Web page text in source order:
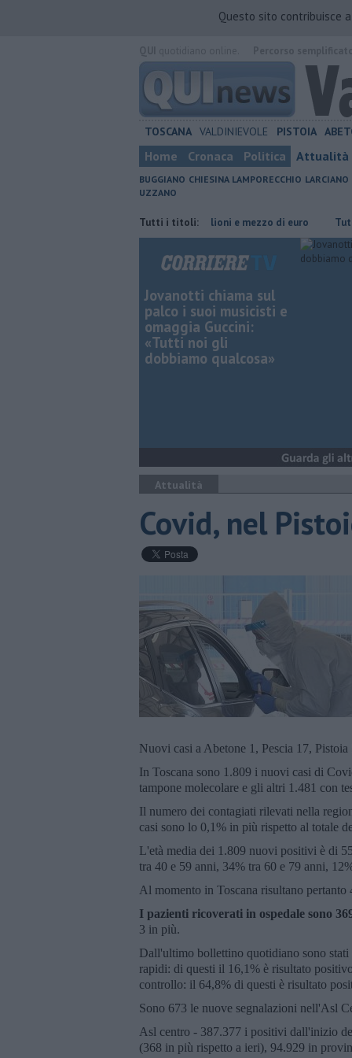
Questo sito contribuisce
TOSCANA VALDINIEVOLE PISTOIA
Home Cronaca Politica Attualità
BUGGIANO CHIESINA LAMPORECCHIO LARCIANO
UZZANO
Tutti i titoli:
Grattano e vincono due milioni e mezzo di euro ​Tutte le
Jovanotti chiama sul
palco i suoi musicisti e
omaggia Guccini:
«Tutti noi gli
dobbiamo qualcosa»
Attualità
Covid, nel
Nuovi casi a Abetone 1, Pescia 17,
In Toscana sono 1.809 i nuovi casi di
tampone molecolare e gli altri 1.481 con
Il numero dei contagiati rilevati nella
casi sono lo 0,1% in più rispetto al totale
L'età media dei 1.809 nuovi positivi è di
tra 40 e 59 anni, 34% tra 60 e 79 anni,
Al momento in Toscana risultano
I pazienti ricoverati in ospedale sono
3 in più.
Dall'ultimo bollettino quotidiano sono
rapidi: di questi il 16,1% è risultato
controllo: il 64,8% di questi è risultato
Sono 673 le nuove segnalazioni nell'Asl
Asl centro - 387.377 i positivi dall'inizio
(368 in più rispetto a ieri), 94.929 in